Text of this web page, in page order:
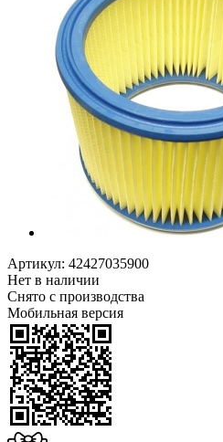
Артикул: 42427035900
Нет в наличии
Снято с производства
Мобильная версия